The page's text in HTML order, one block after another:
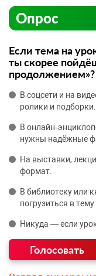
Опрос
Если тема на
ты скорее
продолжением»?
В соцсети и на
ролики и подборки.
В
нужны надёжные
На выставки,
формат.
В библиотеку или
погрузиться в тему
Никуда — если